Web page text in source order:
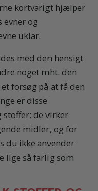
kortvarigt hjælper
evner og
uklar.
med den hensigt
noget mht. den
forsøg på at få den
er disse
stoffer: de virker
midler, og for
du ikke anvender
lige så farlig som